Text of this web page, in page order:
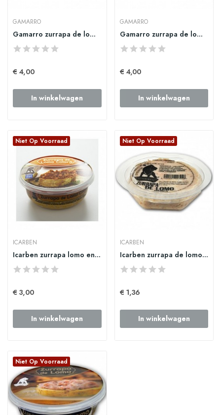
GAMARRO
Gamarro zurrapa de lomo grande
€ 4,00
In winkelwagen
GAMARRO
Gamarro zurrapa de lomo colorá grande
€ 4,00
In winkelwagen
Niet Op Voorraad
ICARBEN
Icarben zurrapa lomo en manteca colorá 250gr
€ 3,00
In winkelwagen
Niet Op Voorraad
ICARBEN
Icarben zurrapa de lomo 125gr
€ 1,36
In winkelwagen
Niet Op Voorraad